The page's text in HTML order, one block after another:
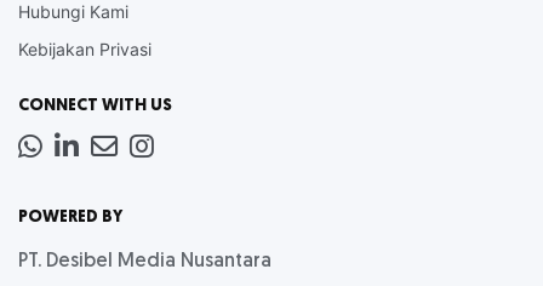
Hubungi Kami
Kebijakan Privasi
CONNECT WITH US
Whatsapp
LinkedIn
NewsInstagram
POWERED BY
PT. Desibel Media Nusantara